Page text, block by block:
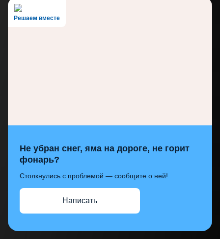
Решаем вместе
Не убран снег, яма на дороге, не горит
фонарь?
Столкнулись с проблемой — сообщите о ней!
Написать